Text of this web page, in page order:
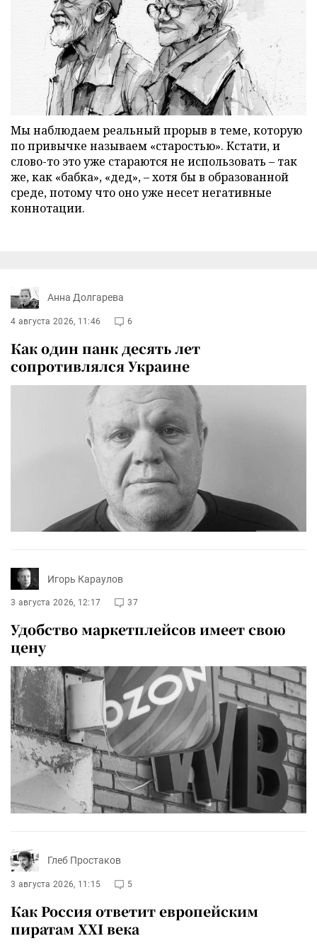
Мы наблюдаем реальный прорыв в теме, которую
по привычке называем «старостью». Кстати, и
слово-то это уже стараются не использовать – так
же, как «бабка», «дед», – хотя бы в образованной
среде, потому что оно уже несет негативные
коннотации.
Анна Долгарева
4 августа 2026, 11:46 6
Как один панк десять лет
сопротивлялся Украине
Игорь Караулов
3 августа 2026, 12:17 37
Удобство маркетплейсов имеет свою
цену
Глеб Простаков
3 августа 2026, 11:15 5
Как Россия ответит европейским
пиратам XXI века